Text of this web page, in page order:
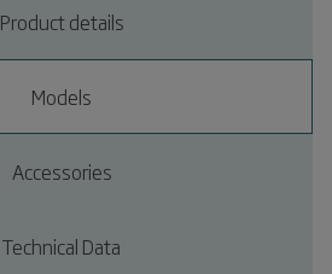
Product details
Models
Accessories
Technical Data